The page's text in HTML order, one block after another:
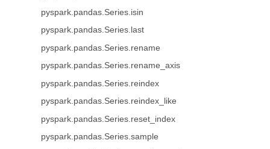
pyspark.pandas.Series.isin
pyspark.pandas.Series.last
pyspark.pandas.Series.rename
pyspark.pandas.Series.rename_axis
pyspark.pandas.Series.reindex
pyspark.pandas.Series.reindex_like
pyspark.pandas.Series.reset_index
pyspark.pandas.Series.sample